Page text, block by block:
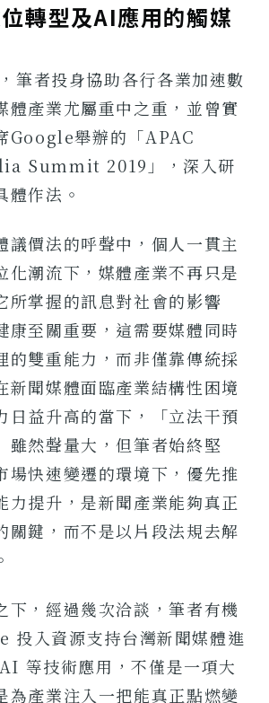
轉型及AI應用的觸媒
筆者投身協助各行各業加速數
體產業尤屬重中之重，並曾實
Google舉辦的「APAC
Summit 2019」，深入研
體作法。
議價法的呼聲中，個人一貫主
化潮流下，媒體產業不再只是
所掌握的訊息對社會的影響
康至關重要，這需要媒體同時
的雙重能力，而非僅靠傳統採
新聞媒體面臨產業結構性困境
日益升高的當下，「立法干預
雖然聲量大，但筆者始終堅
場快速變遷的環境下，優先推
力提升，是新聞產業能夠真正
關鍵，而不是以片段法規去解
下，經過幾次洽談，筆者有機
投入資源支持台灣新聞媒體進
等技術應用，不僅是一項大
為產業注入一把能真正點燃變